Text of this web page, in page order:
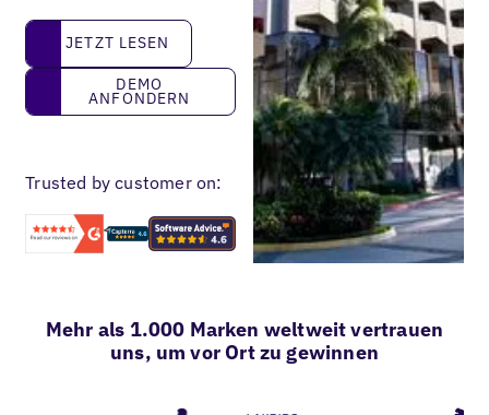
JETZT LESEN
JETZT LESEN
DEMO ANFONDERN
DEMO
ANFONDERN
Trusted by customer on:
Mehr als 1.000 Marken weltweit vertrauen
uns, um vor Ort zu gewinnen